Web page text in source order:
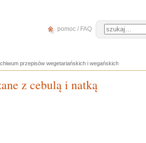
pomoc / FAQ
przepisów wegetariańskich i wegańskich
z cebulą i natką